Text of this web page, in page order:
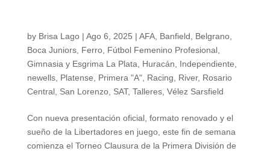
by Brisa Lago| Ago 6, 2025 | AFA, Banfield Belgrano,
Boca Juniors, Ferro, Fútbol Femenino Profesional,
Gimnasia y Esgrima La Plata
Huracán Independiente
newells, Platense Primera "A", Racing River, Rosario
Central, San Lorenzo, SAT, Talleres, Vélez Sarsfield
Con nueva presentación oficial, formato renovado y el
sueño de la Libertadores en juego, este fin de semana
comienza el Torneo Clausura de la Primera División de